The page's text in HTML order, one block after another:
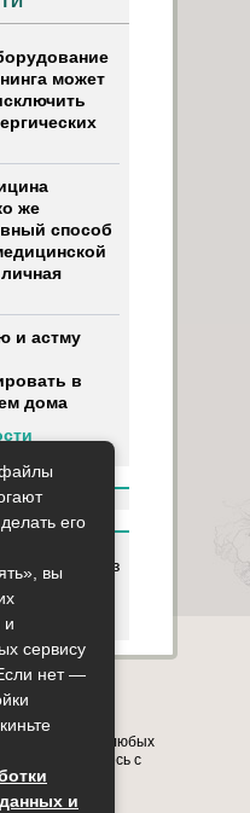
может
же
способ
и астму
в
дома
вы
сбор, анализ
Контакты
в
применением любых
с
его
вы
и
сервису
нет —
и